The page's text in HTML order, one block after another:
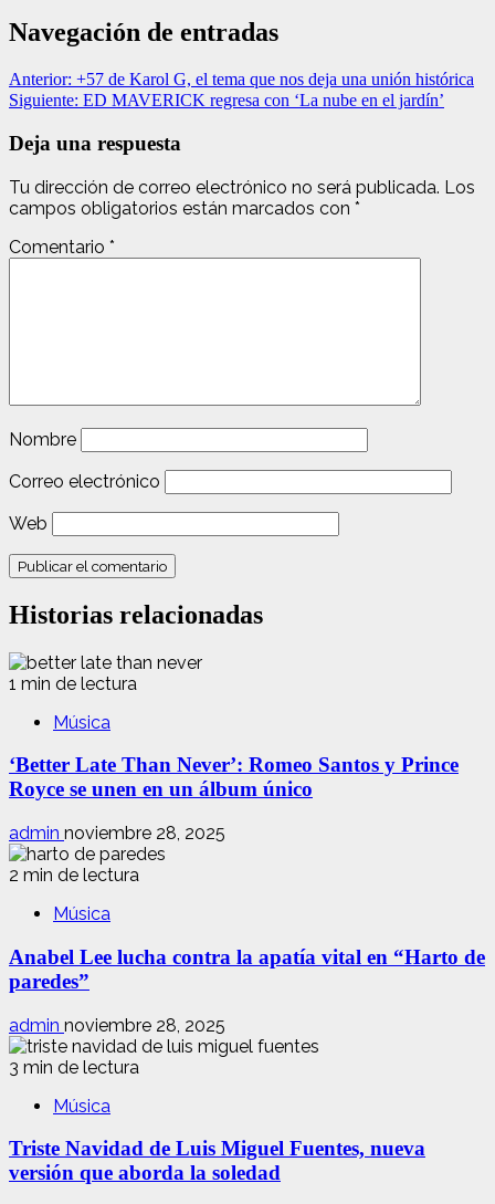
Navegación de entradas
Anterior: +57 de Karol G, el tema que nos deja una unión histórica
Siguiente: ED MAVERICK regresa con ‘La nube en el jardín’
Deja una respuesta
Tu dirección de correo electrónico no será publicada. Los
campos obligatorios están marcados con *
Comentario *
Nombre
Correo electrónico
Web
Historias relacionadas
1 min de lectura
Música
‘Better Late Than Never’: Romeo Santos y Prince
Royce se unen en un álbum único
admin noviembre 28, 2025
2 min de lectura
Música
Anabel Lee lucha contra la apatía vital en “Harto de
paredes”
admin noviembre 28, 2025
3 min de lectura
Música
Triste Navidad de Luis Miguel Fuentes, nueva
versión que aborda la soledad